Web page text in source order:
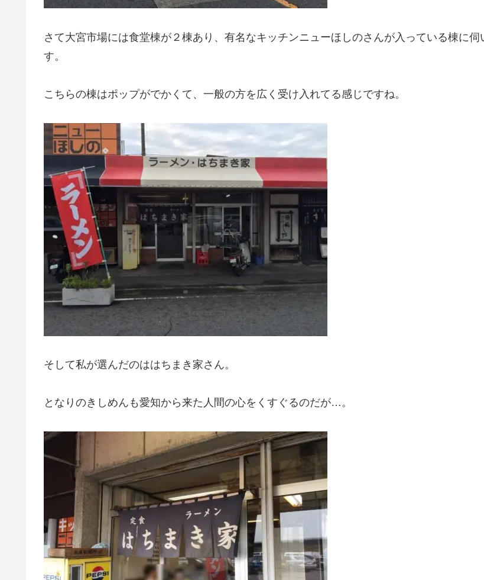
さて大宮市場には食堂棟が２棟あり、有名なキッチンニューほしのさんが入っている棟に伺
す。
こちらの棟はポップがでかくて、一般の方を広く受け入れてる感じですね。
そして私が選んだのははちまき家さん。
となりのきしめんも愛知から来た人間の心をくすぐるのだが…。